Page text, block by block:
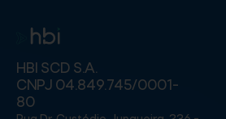
HBI SCD S.A.
CNPJ 04.849.745/0001-
80